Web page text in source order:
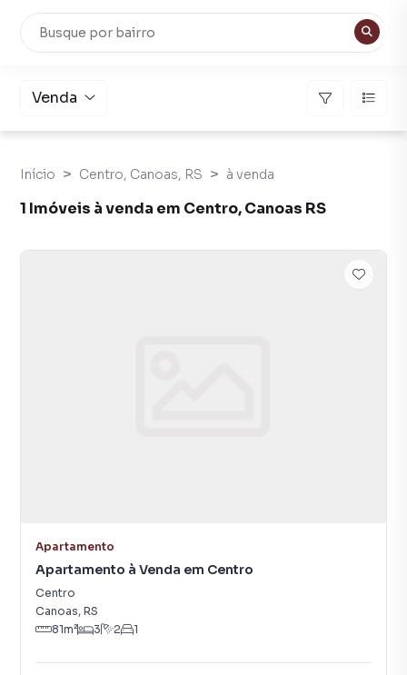
Venda
Início Centro, Canoas, RS à venda
1 Imóveis à venda em Centro, Canoas RS
Apartamento
Apartamento à Venda em Centro
Centro
Canoas, RS
81m² 3 2 1